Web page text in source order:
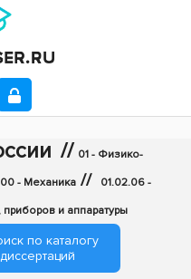
// 01 - Физико-
- Механика // 01.02.06 -
и аппаратуры
по каталогу